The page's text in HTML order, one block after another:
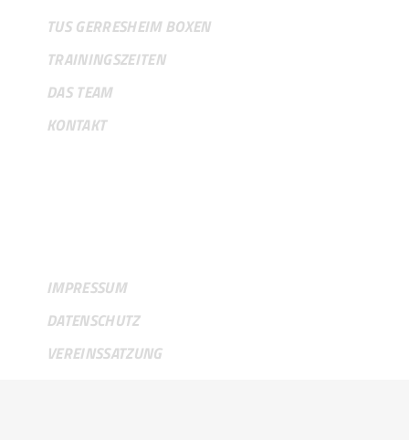
TUS GERRESHEIM BOXEN
TRAININGSZEITEN
DAS TEAM
KONTAKT
IMPRESSUM
DATENSCHUTZ
VEREINSSATZUNG